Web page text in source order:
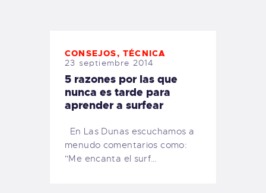
CONSEJOS,TÉCNICA
23 septiembre 2014
5 razones por las que
nunca es tarde para
aprender a surfear
En Las Dunas escuchamos a
menudo comentarios como:
"Me encanta el surf…